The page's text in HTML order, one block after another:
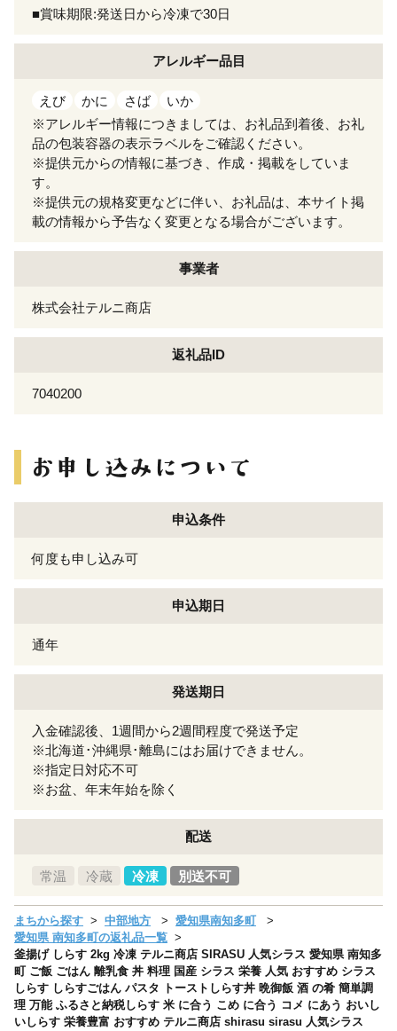
■賞味期限:発送日から冷凍で30日
アレルギー品目
えび かに さば
いか
※アレルギー情報につきましては、お礼品到着後、お礼
品の包装容器の表示ラベルをご確認ください。
※提供元からの情報に基づき、作成・掲載をしていま
す。
※提供元の規格変更などに伴い、お礼品は、本サイト掲
載の情報から予告なく変更となる場合がございます。
事業者
株式会社テルニ商店
返礼品ID
7040200
申込条件
何度も申し込み可
申込期日
通年
発送期日
入金確認後、1週間から2週間程度で発送予定
※北海道･沖縄県･離島にはお届けできません。
※指定日対応不可
※お盆、年末年始を除く
配送
常温 冷蔵 冷凍 別送不可
まちから探す 中部地方
愛知県南知多町
愛知県 南知多町の返礼品一覧
釜揚げ しらす 2kg 冷凍 テルニ商店 SIRASU 人気シラス 愛知県 南知多
町 ご飯 ごはん 離乳食 丼 料理 国産 シラス 栄養 人気 おすすめ シラス
しらす しらすごはん パスタ トーストしらす丼 晩御飯 酒 の肴 簡単調
理 万能 ふるさと納税しらす 米 に合う こめ に合う コメ にあう おいし
いしらす 栄養豊富 おすすめ テルニ商店 shirasu sirasu 人気シラス